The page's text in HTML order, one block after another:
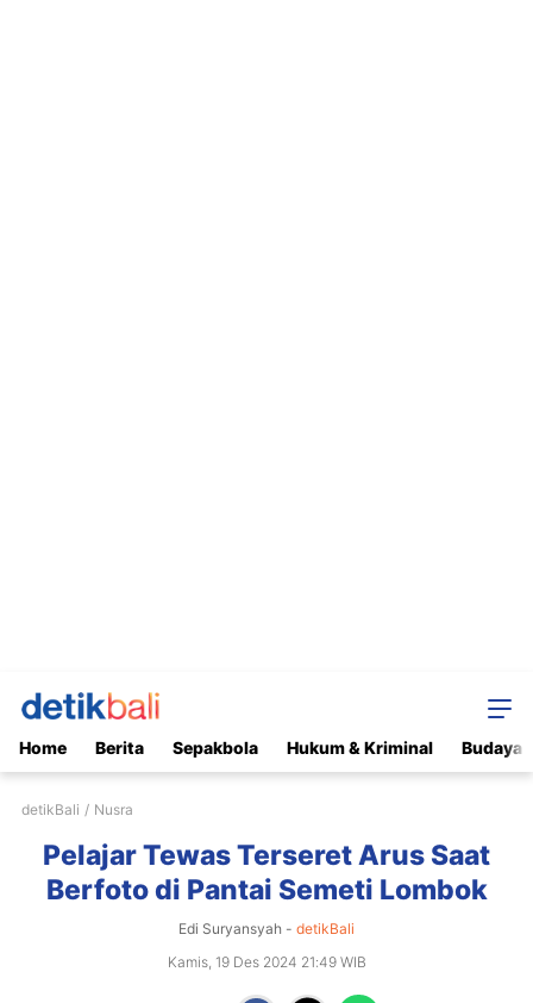
Home Berita Sepakbola Hukum & Kriminal Budaya
detikBali Nusra
Pelajar Tewas Terseret Arus Saat
Berfoto di Pantai Semeti Lombok
Edi Suryansyah - detikBali
Kamis, 19 Des 2024 21:49 WIB